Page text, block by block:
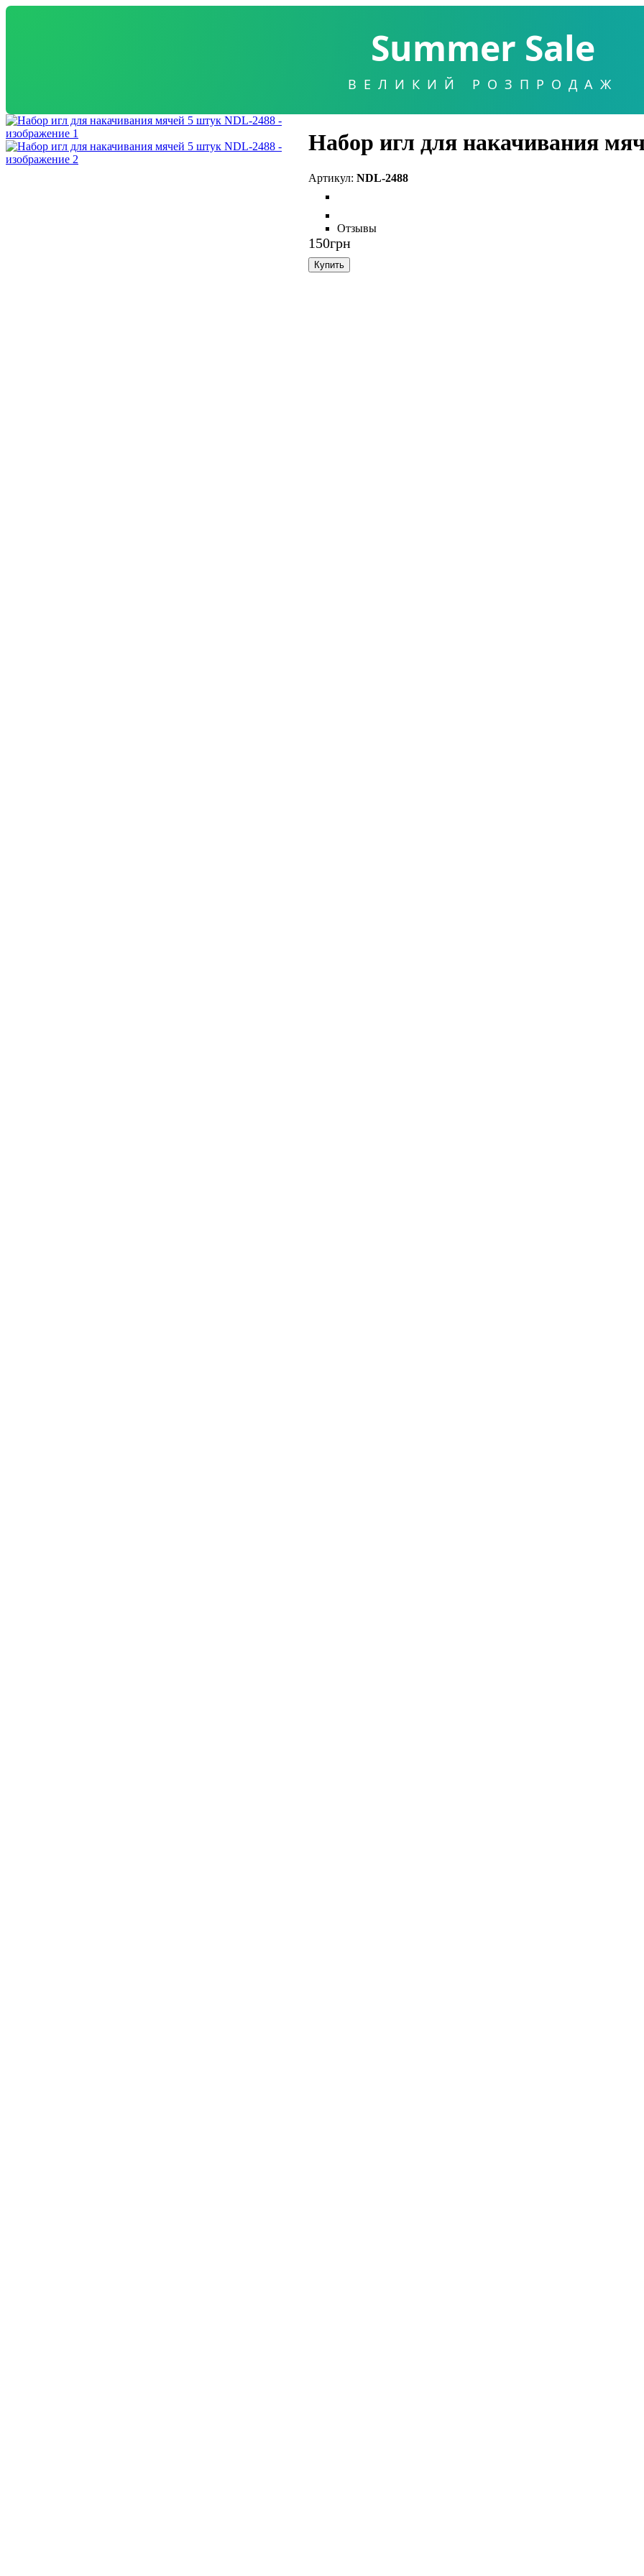
Summer Sale
ВЕЛИКИЙ РОЗПРОДАЖ
Набор игл для накачивания
NDL-2488
Отзывы
150грн
Купить